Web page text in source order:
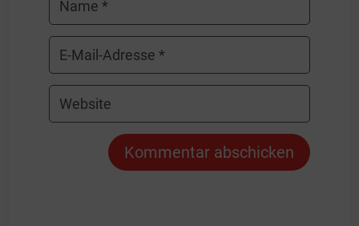
Kommentar abschicken